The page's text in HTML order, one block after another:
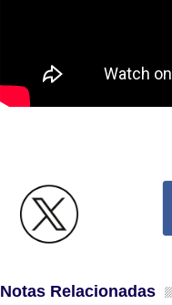
Notas Relacionadas